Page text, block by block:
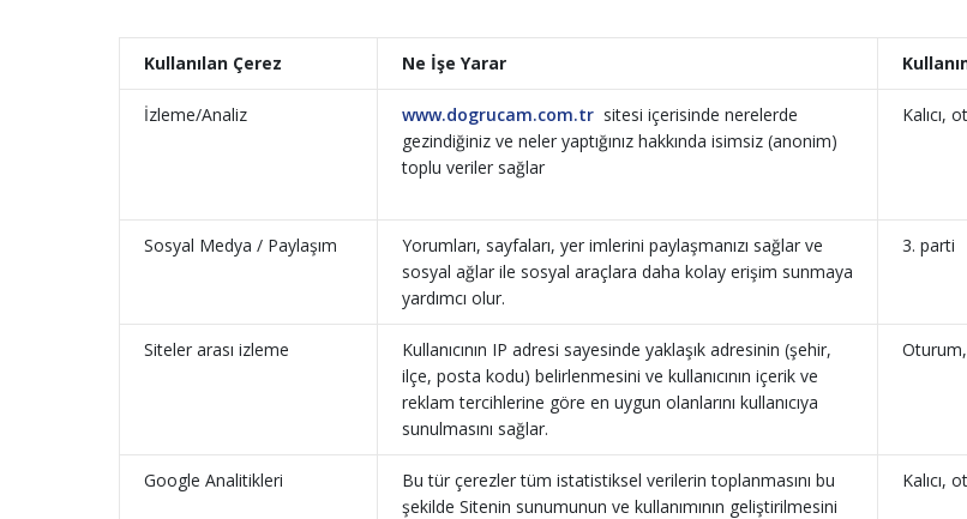
Kullanılan Çerez Ne İşe Yarar
İzleme/Analiz www.dogrucam.com.tr sitesi içerisinde nerelerde
gezindiğiniz ve neler yaptığınız hakkında isimsiz (anonim)
toplu veriler sağlar
Kalıcı,
Sosyal Medya / Paylaşım
Yorumları, sayfaları, yer imlerini paylaşmanızı sağlar ve
sosyal ağlar ile sosyal araçlara daha kolay erişim sunmaya
yardımcı olur.
3. parti
Siteler arası izleme
Kullanıcının IP adresi sayesinde yaklaşık adresinin (şehir,
ilçe, posta kodu) belirlenmesini ve kullanıcının içerik ve
reklam tercihlerine göre en uygun olanlarını kullanıcıya
sunulmasını sağlar.
Google Analitikleri
Bu tür çerezler tüm istatistiksel verilerin toplanmasını bu
şekilde Sitenin sunumunun ve kullanımının geliştirilmesini
Kalıcı,